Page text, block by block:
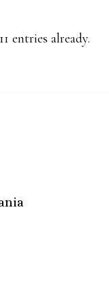
entries already.